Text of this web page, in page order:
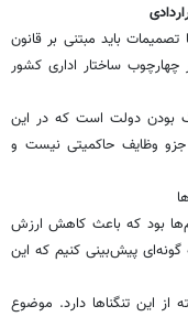
باید مبتنی بر قانون
چهارچوب ساختار اداری کشور
بودن دولت است که در این
وظایف حاکمیتی نیست و
بود که باعث کاهش ارزش
گونه‌ای پیش‌بینی کنیم که این
این تنگناها دارد. موضوع